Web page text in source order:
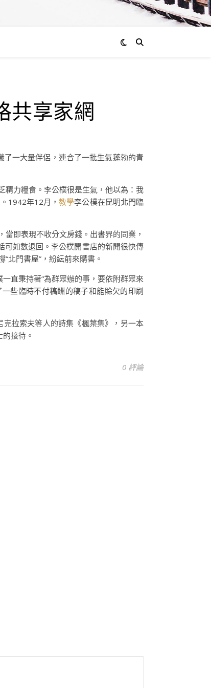
共享家網
一大量伴侶，連合了一批生氣蓬勃的青
精力糧食。李公樸很是生氣，他以為：我
1942年12月，教學李公樸在昆明北門臨
即表現不收分文房錢。出書界的同業，
可如數退回。李公樸開書店的新聞很快傳
北門書屋”，紛紜前來購書。
直秉持著“為群眾辦的事，要依附群眾來
些臨時不付稿酬的稿子和能賒欠的印刷
拉索夫等人的詩集《楓葉集》，另一本
接待。
0 評論